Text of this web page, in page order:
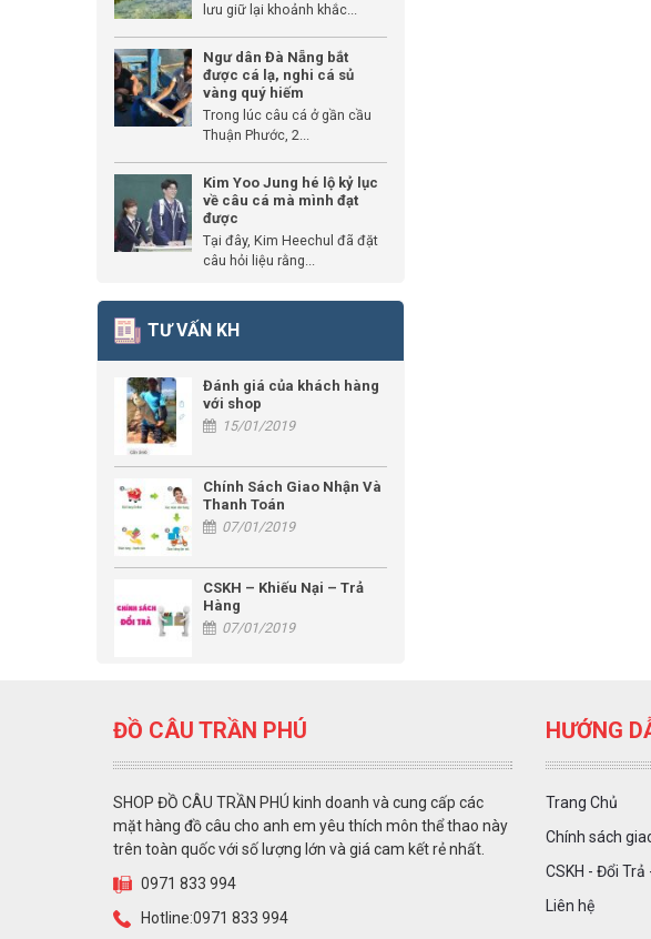
lưu giữ lại khoảnh khắc...
Ngư dân Đà Nẵng bắt
được cá lạ, nghi cá sủ
vàng quý hiếm
Trong lúc câu cá ở gần cầu
Thuận Phước, 2...
Kim Yoo Jung hé lộ kỷ lục
về câu cá mà mình đạt
được
Tại đây, Kim Heechul đã đặt
câu hỏi liệu rằng...
TƯ VẤN KH
Đánh giá của khách hàng
với shop
15/01/2019
Chính Sách Giao Nhận Và
Thanh Toán
07/01/2019
CSKH – Khiếu Nại – Trả
Hàng
07/01/2019
ĐỒ CÂU TRẦN PHÚ
SHOP ĐỒ CÂU TRẦN PHÚ kinh doanh và cung cấp các
mặt hàng đồ câu cho anh em yêu thích môn thể thao này
trên toàn quốc với số lượng lớn và giá cam kết rẻ nhất.
0971 833 994
Hotline:0971 833 994
HƯỚNG
Trang Chủ
Chính sách
CSKH - Đổi Trả
Liên hệ